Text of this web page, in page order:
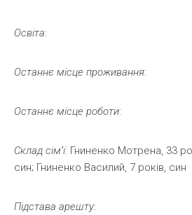
Освіта:
Останнє місце проживання:
Останнє місце роботи:
Склад сім’ї: Гниненко Мотрена, 33
син; Гниненко Василий, 7 років, син
Підстава арешту: